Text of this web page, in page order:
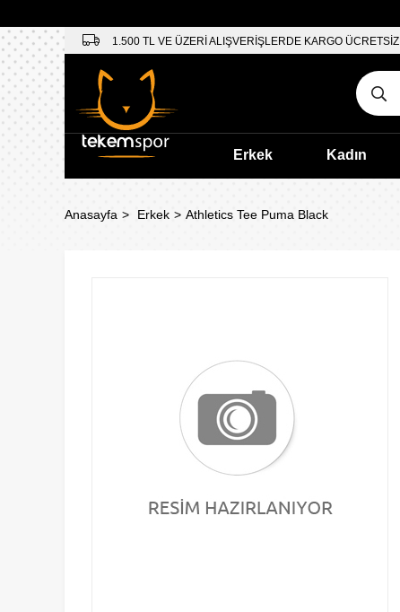
1.500 TL VE ÜZERİ ALIŞVERİŞLERDE KARGO ÜCRETSİZ
Erkek Kadın
Anasayfa Erkek Athletics Tee Puma Black